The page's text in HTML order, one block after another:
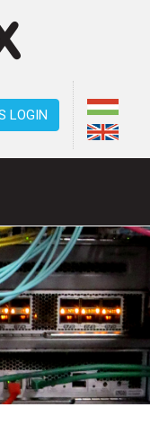
LOGIN